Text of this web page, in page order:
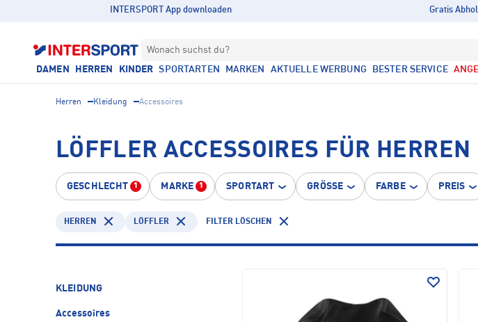
INTERSPORT App downloaden Gratis
Wonach suchst du?
DAMEN HERREN KINDER SPORTARTEN MARKEN AKTUELLE WERBUNG BESTER SERVICE
Herren Kleidung Accessoires
LÖFFLER ACCESSOIRES FÜR HERREN
GESCHLECHT 1 MARKE 1 SPORTART GRÖSSE FARBE PREIS
HERREN LÖFFLER FILTER LÖSCHEN
KLEIDUNG
Accessoires